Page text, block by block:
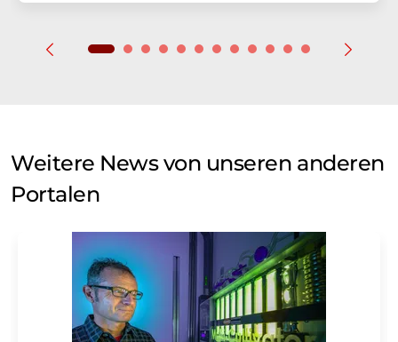
Weitere News von unseren anderen
Portalen